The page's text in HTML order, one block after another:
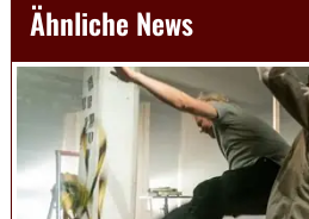
Ähnliche News